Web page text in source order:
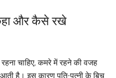
और कैसे रखे
चाहिए, कमरे में रहने की वजह
है। इस कारण पति-पत्नी के बिच